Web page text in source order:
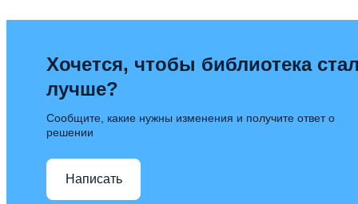
Хочется, чтобы библиотека
лучше?
Сообщите, какие нужны изменения и получите ответ о
решении
Написать